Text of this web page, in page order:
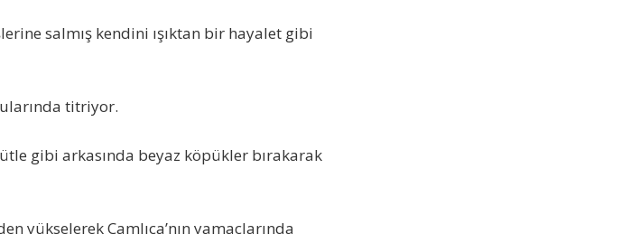
salmış kendini ışıktan bir hayalet gibi
titriyor.
gibi arkasında beyaz köpükler bırakarak
yükselerek Çamlıca’nın yamaçlarında